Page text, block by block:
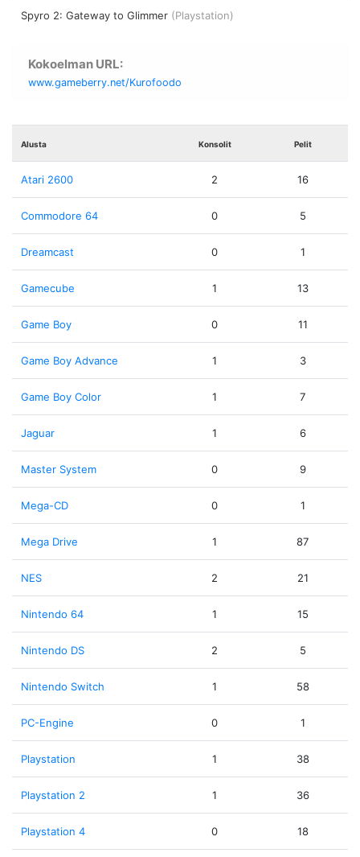
Spyro 2: Gateway to Glimmer (Playstation)
Kokoelman URL:
www.gameberry.net/Kurofoodo
Alusta Konsolit Pelit
Atari 2600 2 16
Commodore 64 0 5
Dreamcast 0 1
Gamecube 1 13
Game Boy 0 11
Game Boy Advance 1 3
Game Boy Color 1 7
Jaguar 1 6
Master System 0 9
Mega-CD 0 1
Mega Drive 1 87
NES 2 21
Nintendo 64 1 15
Nintendo DS 2 5
Nintendo Switch 1 58
PC-Engine 0 1
Playstation 1 38
Playstation 2 1 36
Playstation 4 0 18